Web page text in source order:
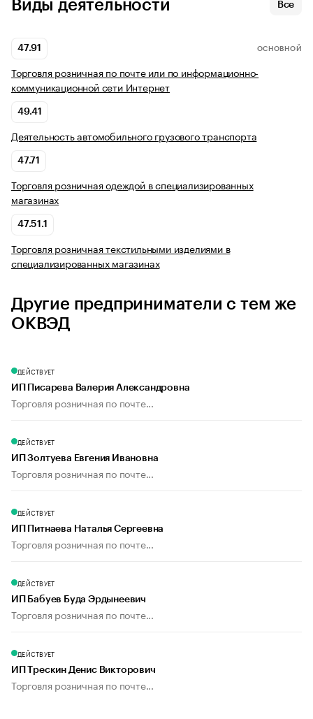
Виды деятельности Все
47.91 ОСНОВНОЙ
Торговля розничная по почте или по информационно-
коммуникационной сети Интернет
49.41
Деятельность автомобильного грузового транспорта
47.71
Торговля розничная одеждой в специализированных
магазинах
47.51.1
Торговля розничная текстильными изделиями в
специализированных магазинах
Другие предприниматели с тем же
ОКВЭД
ДЕЙСТВУЕТ
ИП Писарева Валерия Александровна
Торговля розничная по почте...
ДЕЙСТВУЕТ
ИП Золтуева Евгения Ивановна
Торговля розничная по почте...
ДЕЙСТВУЕТ
ИП Питнаева Наталья Сергеевна
Торговля розничная по почте...
ДЕЙСТВУЕТ
ИП Бабуев Буда Эрдынеевич
Торговля розничная по почте...
ДЕЙСТВУЕТ
ИП Трескин Денис Викторович
Торговля розничная по почте...